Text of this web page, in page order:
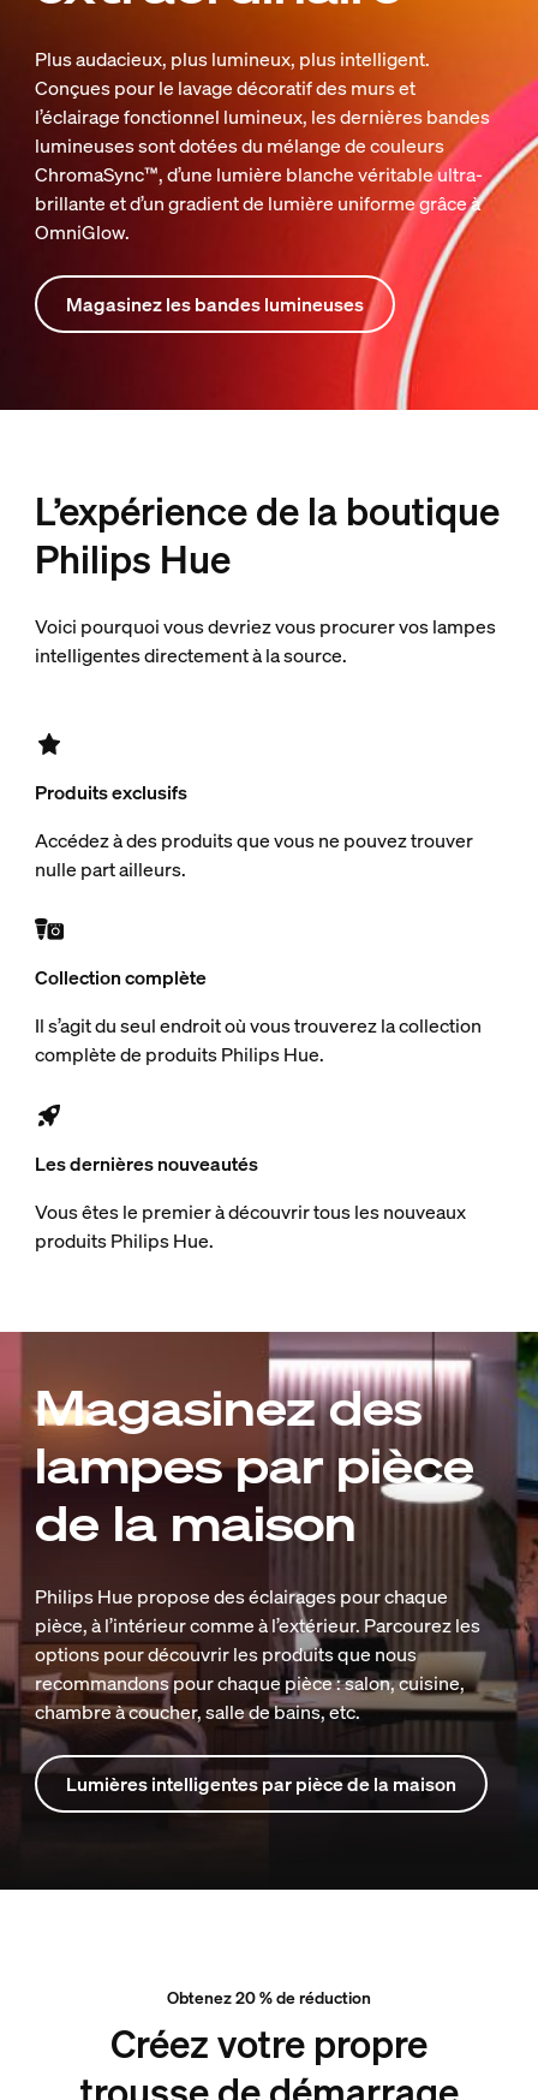
Plus audacieux, plus lumineux, plus intelligent.
Conçues pour le lavage décoratif des murs et
l’éclairage fonctionnel lumineux, les dernières bandes
lumineuses sont dotées du mélange de couleurs
ChromaSync™, d’une lumière blanche véritable ultra-
brillante et d’un gradient de lumière uniforme grâce à
OmniGlow.
Magasinez les bandes lumineuses
L’expérience de la boutique
Philips Hue
Voici pourquoi vous devriez vous procurer vos lampes
intelligentes directement à la source.
Produits exclusifs
Accédez à des produits que vous ne pouvez trouver
nulle part ailleurs.
Collection complète
Il s’agit du seul endroit où vous trouverez la collection
complète de produits Philips Hue.
Les dernières nouveautés
Vous êtes le premier à découvrir tous les nouveaux
produits Philips Hue.
Magasinez des
lampes par pièce
de la maison
Philips Hue propose des éclairages pour chaque
pièce, à l’intérieur comme à l’extérieur. Parcourez les
options pour découvrir les produits que nous
recommandons pour chaque pièce : salon, cuisine,
chambre à coucher, salle de bains, etc.
Lumières intelligentes par pièce de la maison
Obtenez 20 % de réduction
Créez votre propre